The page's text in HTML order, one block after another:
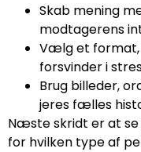
Skab mening
modtagerens
Vælg et format,
forsvinder i
Brug billeder,
jeres fælles
Næste skridt er at
for hvilken type af